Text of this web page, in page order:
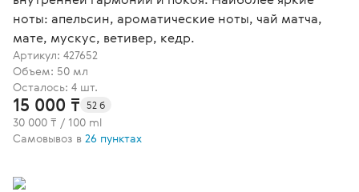
ноты: апельсин, ароматические ноты, чай матча,
мате, мускус, ветивер, кедр.
Артикул: 427652
Объем: 50 мл
Осталось: 4 шт.
15 000 ₸ 52 б
30 000 ₸ / 100 ml
Самовывоз в 26 пунктах